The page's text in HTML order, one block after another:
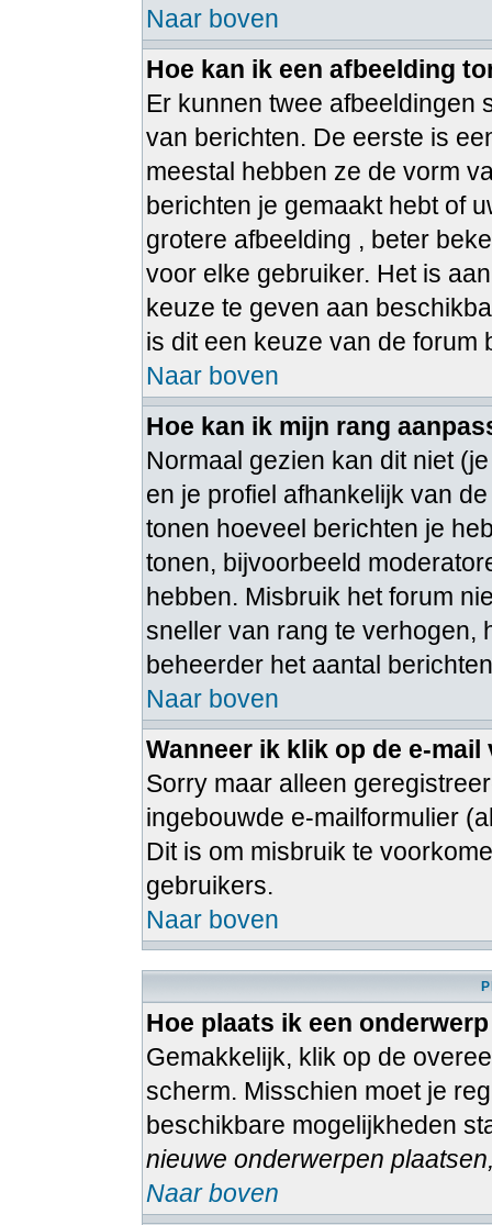
Naar boven
Hoe kan ik een afbeelding
Er kunnen twee afbeeldingen
van berichten. De eerste is
meestal hebben ze de vorm
berichten je gemaakt hebt of
grotere afbeelding , beter
voor elke gebruiker. Het is
keuze te geven aan
is dit een keuze van de forum
Naar boven
Hoe kan ik mijn rang
Normaal gezien kan dit niet
en je profiel afhankelijk van
tonen hoeveel berichten je
tonen, bijvoorbeeld
hebben. Misbruik het forum
sneller van rang te verhogen,
beheerder het aantal
Naar boven
Wanneer ik klik op de e-
Sorry maar alleen
ingebouwde e-mailformulier
Dit is om misbruik te
gebruikers.
Naar boven
Hoe plaats ik een
Gemakkelijk, klik op de
scherm. Misschien moet je
beschikbare mogelijkheden
nieuwe onderwerpen
Naar boven